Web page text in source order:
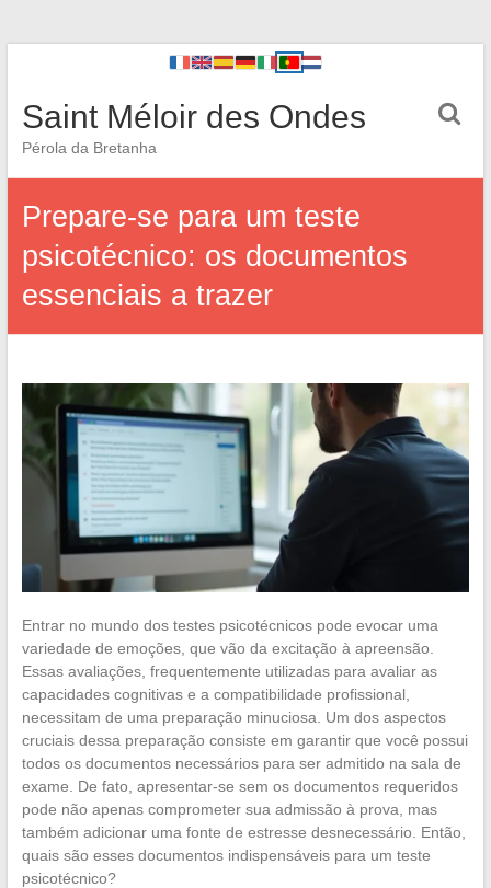
Saint Méloir des Ondes
Pérola da Bretanha
Prepare-se para um teste
psicotécnico: os documentos
essenciais a trazer
Entrar no mundo dos testes psicotécnicos pode evocar uma
variedade de emoções, que vão da excitação à apreensão.
Essas avaliações, frequentemente utilizadas para avaliar as
capacidades cognitivas e a compatibilidade profissional,
necessitam de uma preparação minuciosa. Um dos aspectos
cruciais dessa preparação consiste em garantir que você possui
todos os documentos necessários para ser admitido na sala de
exame. De fato, apresentar-se sem os documentos requeridos
pode não apenas comprometer sua admissão à prova, mas
também adicionar uma fonte de estresse desnecessário. Então,
quais são esses documentos indispensáveis para um teste
psicotécnico?